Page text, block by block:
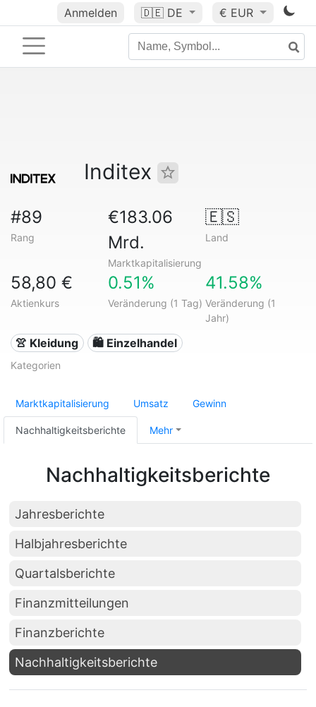
Anmelden 🇩🇪 DE € EUR
Inditex
#89
Rang
€183.06
Mrd.
Marktkapitalisierung
🇪🇸
Land
58,80 €
Aktienkurs
0.51%
Veränderung (1 Tag)
41.58%
Veränderung (1
Jahr)
👚 Kleidung 🛍️ Einzelhandel
Kategorien
Marktkapitalisierung Umsatz Gewinn
Nachhaltigkeitsberichte Mehr
Nachhaltigkeitsberichte
Jahresberichte
Halbjahresberichte
Quartalsberichte
Finanzmitteilungen
Finanzberichte
Nachhaltigkeitsberichte